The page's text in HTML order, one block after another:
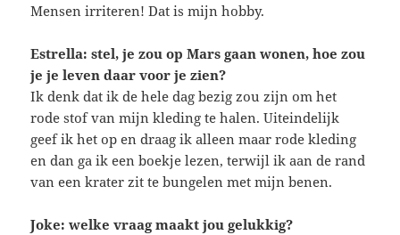
Mensen irriteren! Dat is mijn hobby.
Estrella: stel, je zou op Mars gaan wonen, hoe zou
je je leven daar voor je zien?
Ik denk dat ik de hele dag bezig zou zijn om het
rode stof van mijn kleding te halen. Uiteindelijk
geef ik het op en draag ik alleen maar rode kleding
en dan ga ik een boekje lezen, terwijl ik aan de rand
van een krater zit te bungelen met mijn benen.
Joke: welke vraag maakt jou gelukkig?